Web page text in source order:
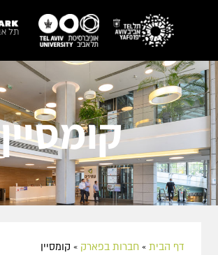
קומסיין
דף הבית » חברות בפארק » קומסיין